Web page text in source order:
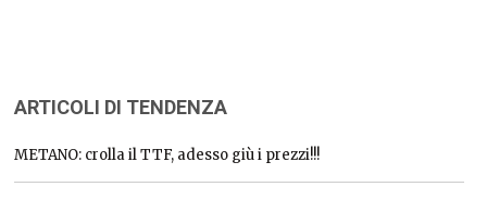
ARTICOLI DI TENDENZA
METANO: crolla il TTF, adesso giù i prezzi!!!